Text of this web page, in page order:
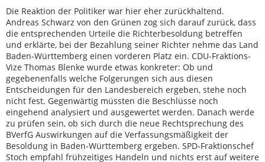
Die Reaktion der Politiker war hier eher zurückhaltend.
Andreas Schwarz von den Grünen zog sich darauf zurück, dass
die entsprechenden Urteile die Richterbesoldung betreffen
und erklärte, bei der Bezahlung seiner Richter nehme das Land
Baden-Württemberg einen vorderen Platz ein. CDU-Fraktions-
Vize Thomas Blenke wurde etwas konkreter: Ob und
gegebenenfalls welche Folgerungen sich aus diesen
Entscheidungen für den Landesbereich ergeben, stehe noch
nicht fest. Gegenwärtig müssten die Beschlüsse noch
eingehend analysiert und ausgewertet werden. Danach werde
zu prüfen sein, ob sich durch die neue Rechtsprechung des
BVerfG Auswirkungen auf die Verfassungsmäßigkeit der
Besoldung in Baden-Württemberg ergeben. SPD-Fraktionschef
Stoch empfahl frühzeitiges Handeln und nichts erst auf weitere